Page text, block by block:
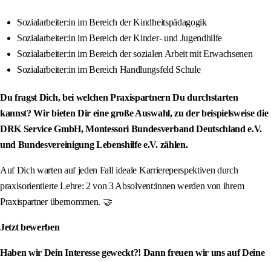
Sozialarbeiter:in im Bereich der Kindheitspädagogik
Sozialarbeiter:in im Bereich der Kinder- und Jugendhilfe
Sozialarbeiter:in im Bereich der sozialen Arbeit mit Erwachsenen
Sozialarbeiter:in im Bereich Handlungsfeld Schule
Du fragst Dich, bei welchen Praxispartnern Du durchstarten
kannst? Wir bieten Dir eine große Auswahl, zu der beispielsweise die
DRK Service GmbH, Montessori Bundesverband Deutschland e.V.
und Bundesvereinigung Lebenshilfe e.V. zählen.
Auf Dich warten auf jeden Fall ideale Karriereperspektiven durch
praxisorientierte Lehre: 2 von 3 Absolvent:innen werden von ihrem
Praxispartner übernommen. 🤝
Jetzt bewerben
Haben wir Dein Interesse geweckt?! Dann freuen wir uns auf Deine